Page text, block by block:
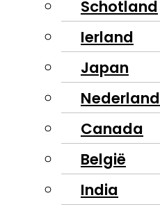
Schotland
Ierland
Japan
Nederland
Canada
België
India